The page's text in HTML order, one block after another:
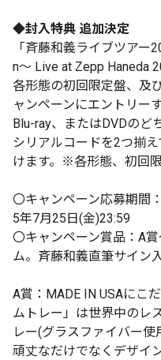
◆封入特典 追加決定
「斉藤和義ライブツアー
n〜 Live at Zepp Haneda
各形態の初回限定盤、及
ャンペーンにエントリー
Blu-ray、またはDVDのど
シリアルコードを2つ揃
けます。※各形態、初回
〇キャンペーン応募期間
5年7月25日(金)23:59
〇キャンペーン賞品：A
ム。斉藤和義直筆サイン
A賞：MADE IN USAにこ
ムトレー」は世界中のレ
レー(グラスファイバー使
頑丈なだけでなくデザイ